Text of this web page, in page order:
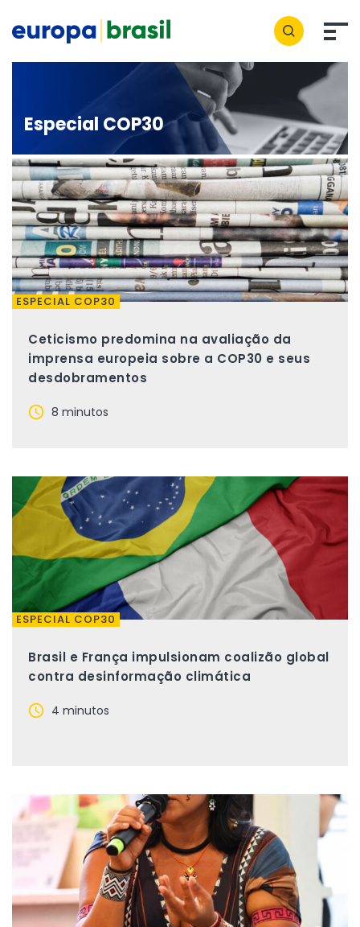
Especial COP30
ESPECIAL COP30
Ceticismo predomina na avaliação da
imprensa europeia sobre a COP30 e seus
desdobramentos
8 minutos
ESPECIAL COP30
Brasil e França impulsionam coalizão global
contra desinformação climática
4 minutos